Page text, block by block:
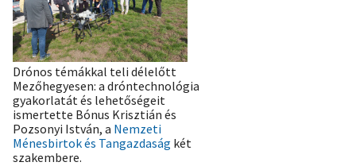
Drónos témákkal teli délelőtt
Mezőhegyesen: a dróntechnológia
gyakorlatát és lehetőségeit
ismertette Bónus Krisztián és
Pozsonyi István, a Nemzeti
Ménesbirtok és Tangazdaság két
szakembere.